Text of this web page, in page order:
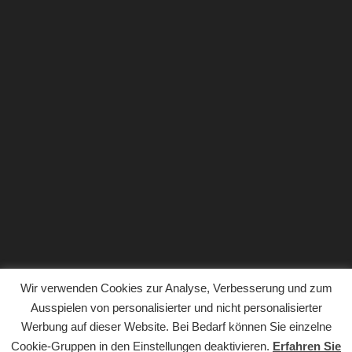
Copyright © 2018. Der gesamte Inhalt der Website von
Wir verwenden Cookies zur Analyse, Verbesserung und zum
Ausspielen von personalisierter und nicht personalisierter
Werbung auf dieser Website. Bei Bedarf können Sie einzelne
Cookie-Gruppen in den Einstellungen deaktivieren. Erfahren Sie